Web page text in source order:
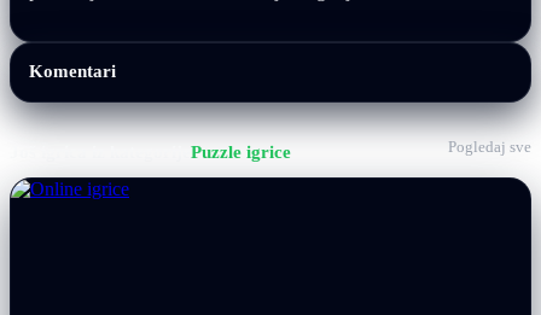
Komentari
Puzzle igrice Pogledaj sve